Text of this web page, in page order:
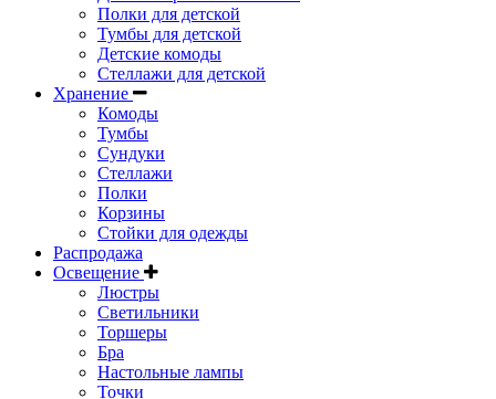
Полки для детской
Тумбы для детской
Детские комоды
Стеллажи для детской
Хранение
Комоды
Тумбы
Сундуки
Стеллажи
Полки
Корзины
Стойки для одежды
Распродажа
Освещение
Люстры
Светильники
Торшеры
Бра
Настольные лампы
Точки